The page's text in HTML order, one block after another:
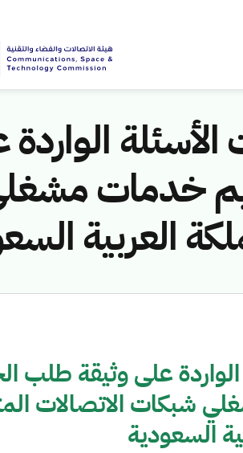
الأسئلة
خدمات مشغلي
العربية
الواردة على وثيقة
شبكات الاتصالات
السعودية